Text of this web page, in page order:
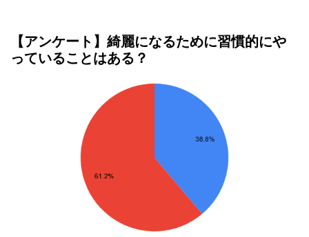
【アンケート】綺麗になるために習慣的にや
っていることはある？